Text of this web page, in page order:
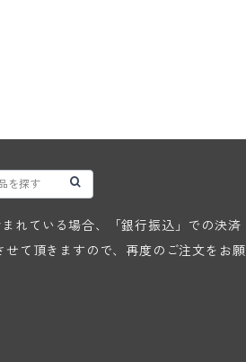
れている場合、「銀行振込」での決済
て頂きますので、再度のご注文をお願